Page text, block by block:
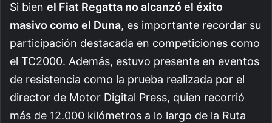
Si bien el Fiat Regatta no alcanzó el éxito
masivo como el Duna, es importante recordar su
participación destacada en competiciones como
el TC2000. Además, estuvo presente en eventos
de resistencia como la prueba realizada por el
director de Motor Digital Press, quien recorrió
más de 12.000 kilómetros a lo largo de la Ruta